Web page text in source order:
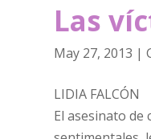
Las
May 27, 2013 |
LIDIA FALCÓN
El asesinato